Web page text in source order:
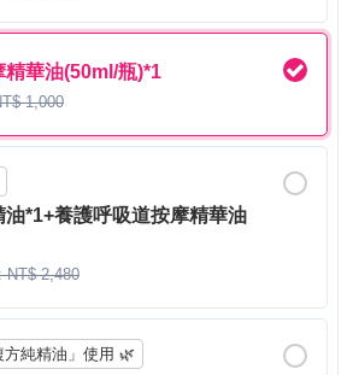
華油(50ml/瓶)*1
1,000
*1+養護呼吸道按摩精華油
NT$ 2,480
純精油」使用 🌿